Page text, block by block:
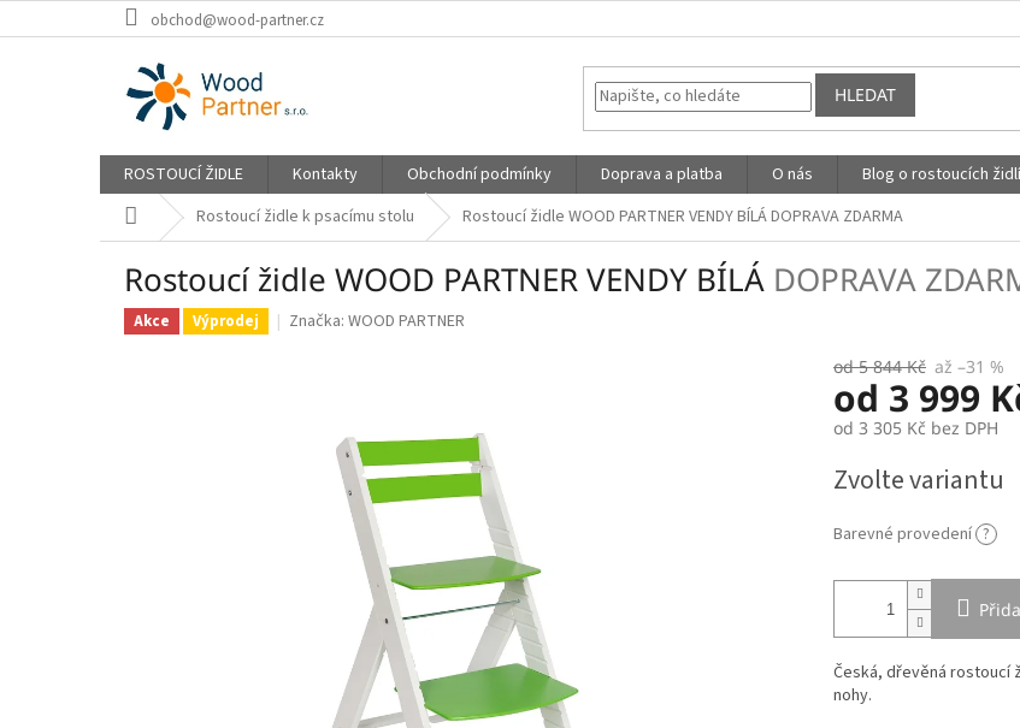
na
obchod@wood-partner.cz
HLEDAT
ROSTOUCÍ ŽIDLE Kontakty Obchodní podmínky Doprava a platba O nás
Blog o rostoucích
Domů Rostoucí židle k psacímu stolu Rostoucí židle WOOD PARTNER VENDY BÍLÁDOPRAVA ZDARMA
Rostoucí židle WOOD PARTNER VENDY BÍLÁ DOPRAVA
Akce Výprodej Značka: WOOD PARTNER
od 5 844 Kč až –31 %
od 3 999
od 3 305 Kč bez DPH
cena:
Zvolte variantu
Barevné provedení ?
Česká, dřevěná rostoucí
nohy.